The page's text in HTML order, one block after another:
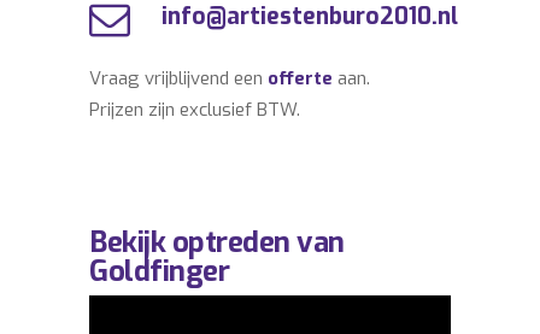
info@artiestenburo2010.nl
Vraag vrijblijvend een offerte aan.
Prijzen zijn exclusief BTW.
Bekijk optreden van
Goldfinger